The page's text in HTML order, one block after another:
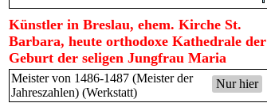
Künstler in Breslau, ehem. Kirche St.
Barbara, heute orthodoxe Kathedrale der
Geburt der seligen Jungfrau Maria
Nur hier
Meister von 1486-1487 (Meister der
Jahreszahlen) (Werkstatt)